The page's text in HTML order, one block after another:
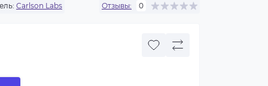
Carlson Labs Отзывы: 0